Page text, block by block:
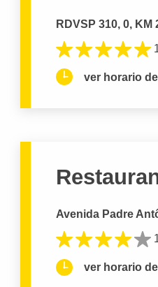
RDVSP 310, 0,
ver horario
Avenida Padre
ver horario